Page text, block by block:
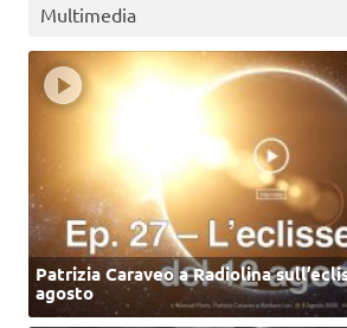
Multimedia
Patrizia Caraveo a Radiolina
agosto